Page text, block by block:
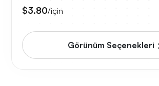
$3.80/için
Görünüm Seçenekleri